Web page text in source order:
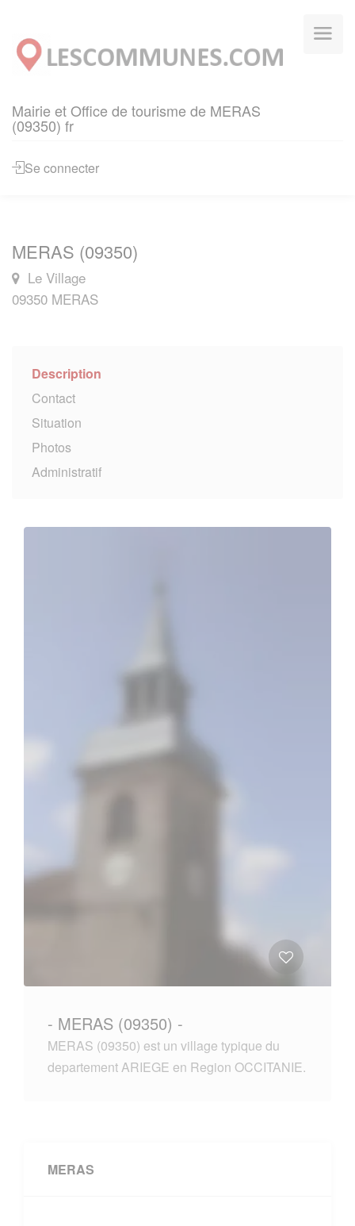
Mairie et Office de tourisme de MERAS
(09350) fr
Se connecter
MERAS (09350)
Le Village
09350 MERAS
Description
Contact
Situation
Photos
Administratif
- MERAS (09350) -
MERAS (09350) est un village typique du
departement ARIEGE en Region OCCITANIE.
MERAS